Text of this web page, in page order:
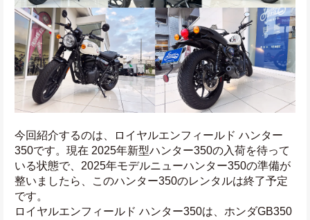
今回紹介するのは、ロイヤルエンフィールド ハンター
350です。現在 2025年新型ハンター350の入荷を待って
いる状態で、2025年モデルニューハンター350の準備が
整いましたら、このハンター350のレンタルは終了予定
です。
ロイヤルエンフィールド ハンター350は、ホンダGB350